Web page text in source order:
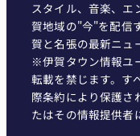
スタイル、音楽、エ
賀地域の"今"を配信
賀と名張の最新ニュ
※伊賀タウン情報ユ
転載を禁じます。す
際条約により保護さ
たはその情報提供者